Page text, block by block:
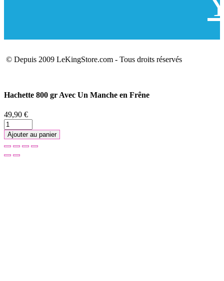
© Depuis 2009 LeKingStore.com - Tous droits réservés
Hachette 800 gr Avec Un Manche en Frêne
49,90 €
Ajouter au panier